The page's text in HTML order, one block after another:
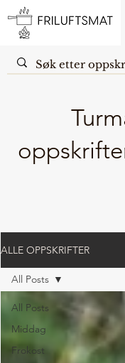
ALLE OPPSKRIFTER
All Posts
Middag
Frokost
All Posts